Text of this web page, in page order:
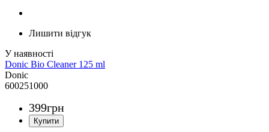
Лишити відгук
Donic Bio Cleaner 125 ml
Donic
600251000
399грн